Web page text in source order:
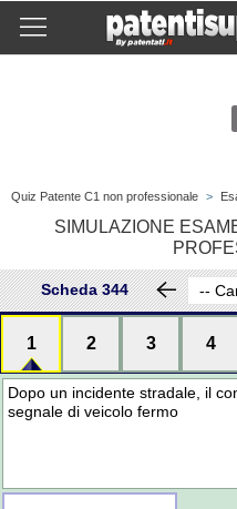
Quiz Patente C1 non professionale >
SIMULAZIONE
Scheda 344
1 2 3 4
Dopo un incidente stradale, il
segnale di veicolo fermo